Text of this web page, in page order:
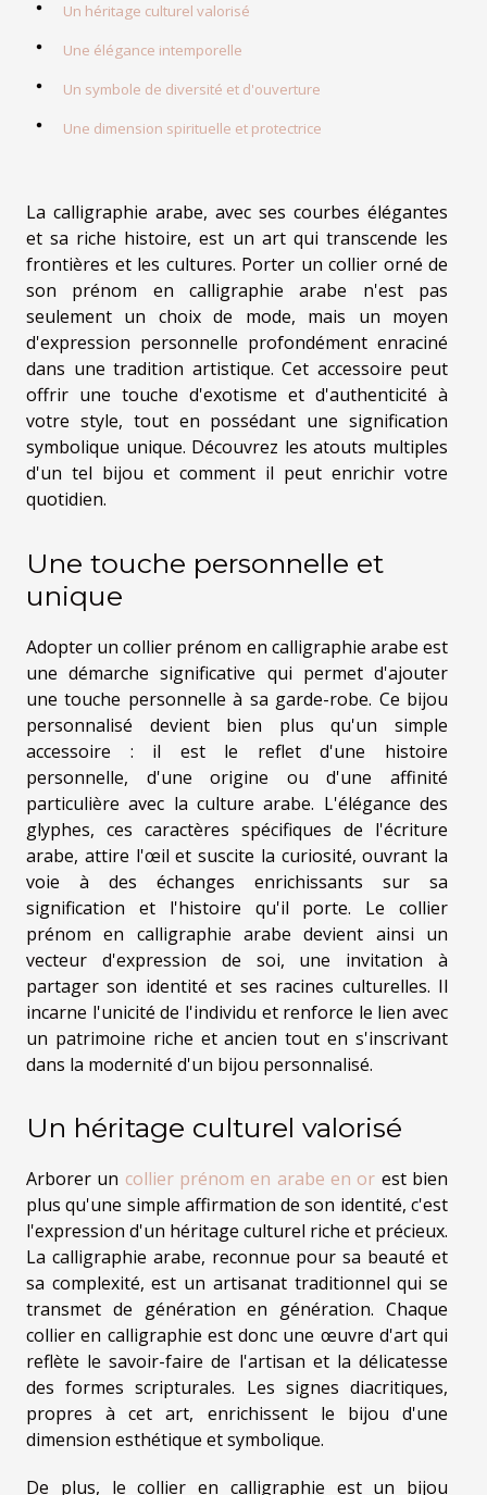
Un héritage culturel valorisé
Une élégance intemporelle
Un symbole de diversité et d'ouverture
Une dimension spirituelle et protectrice
La calligraphie arabe, avec ses courbes élégantes
et sa riche histoire, est un art qui transcende les
frontières et les cultures. Porter un collier orné de
son prénom en calligraphie arabe n'est pas
seulement un choix de mode, mais un moyen
d'expression personnelle profondément enraciné
dans une tradition artistique. Cet accessoire peut
offrir une touche d'exotisme et d'authenticité à
votre style, tout en possédant une signification
symbolique unique. Découvrez les atouts multiples
d'un tel bijou et comment il peut enrichir votre
quotidien.
Une touche personnelle et
unique
Adopter un collier prénom en calligraphie arabe est
une démarche significative qui permet d'ajouter
une touche personnelle à sa garde-robe. Ce bijou
personnalisé devient bien plus qu'un simple
accessoire : il est le reflet d'une histoire
personnelle, d'une origine ou d'une affinité
particulière avec la culture arabe. L'élégance des
glyphes, ces caractères spécifiques de l'écriture
arabe, attire l'œil et suscite la curiosité, ouvrant la
voie à des échanges enrichissants sur sa
signification et l'histoire qu'il porte. Le collier
prénom en calligraphie arabe devient ainsi un
vecteur d'expression de soi, une invitation à
partager son identité et ses racines culturelles. Il
incarne l'unicité de l'individu et renforce le lien avec
un patrimoine riche et ancien tout en s'inscrivant
dans la modernité d'un bijou personnalisé.
Un héritage culturel valorisé
Arborer un collier prénom en arabe en or est bien
plus qu'une simple affirmation de son identité, c'est
l'expression d'un héritage culturel riche et précieux.
La calligraphie arabe, reconnue pour sa beauté et
sa complexité, est un artisanat traditionnel qui se
transmet de génération en génération. Chaque
collier en calligraphie est donc une œuvre d'art qui
reflète le savoir-faire de l'artisan et la délicatesse
des formes scripturales. Les signes diacritiques,
propres à cet art, enrichissent le bijou d'une
dimension esthétique et symbolique.
De plus, le collier en calligraphie est un bijou